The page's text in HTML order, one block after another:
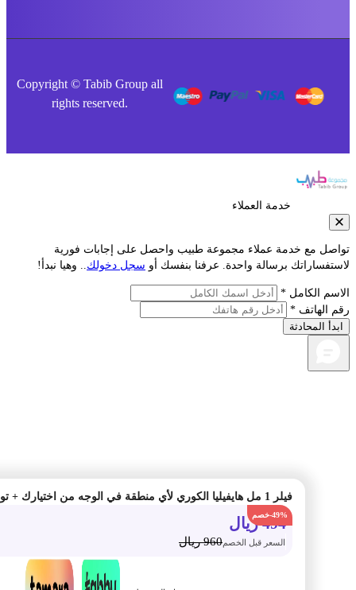
-49%
494 ريال
السعر قبل الخصم960 ريال
Copyright © Tabib Group all
rights reserved.
خدمة العملاء
مع خدمة عملاء مجموعة طبيب واحصل على إجابات فورية
برسالة واحدة. عرفنا بنفسك أوسجل دخولك.. وهيا نبدأ!
الكامل *
الهاتف *
المحادثة